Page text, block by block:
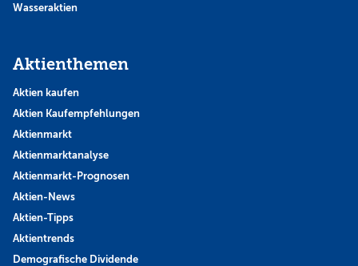
Wasseraktien
Aktienthemen
Aktien kaufen
Aktien Kaufempfehlungen
Aktienmarkt
Aktienmarktanalyse
Aktienmarkt-Prognosen
Aktien-News
Aktien-Tipps
Aktientrends
Demografische Dividende